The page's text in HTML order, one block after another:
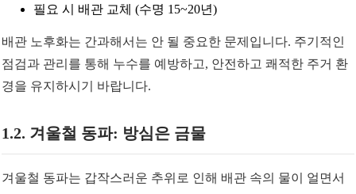
필요 시 배관 교체 (수명 15~20년)
배관 노후화는 간과해서는 안 될 중요한 문제입니다. 주기적인
점검과 관리를 통해 누수를 예방하고, 안전하고 쾌적한 주거 환
경을 유지하시기 바랍니다.
1.2. 겨울철 동파: 방심은 금물
겨울철 동파는 갑작스러운 추위로 인해 배관 속의 물이 얼면서